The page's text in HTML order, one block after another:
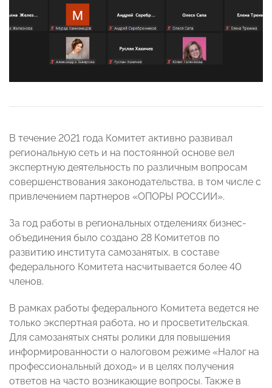
В течение 2021 года Комитет активно развивал
региональную сеть и на постоянной основе вел
экспертную деятельность по различным вопросам
совершенствования законодательства, в том числе с
привлечением партнеров «ОПОРЫ РОССИИ».
За год работы в региональных отделениях бизнес-
объединения было создано 28 Комитетов по
развитию института самозанятых, в составе
федерального Комитета насчитывается более 40
членов.
В рамках работы федерального Комитета ведется не
только экспертная работа, но и просветительская.
Для самозанятых сняты ролики для повышения
информированности о налоговом режиме «Налог на
профессиональный доход» и в целях получения
ответов на часто возникающие вопросы. Также в